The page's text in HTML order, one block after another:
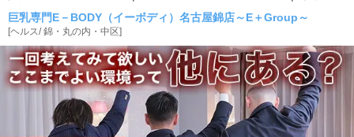
残業なし｜実績▶2024年12月度平均月収661,450円｜明確な評価
システム｜若手が活躍している職場で一緒に夢を叶えよう！
巨乳専門E－BODY（イーボディ）名古屋錦店～E＋Group～
[ヘルス/錦・丸の内・中区]